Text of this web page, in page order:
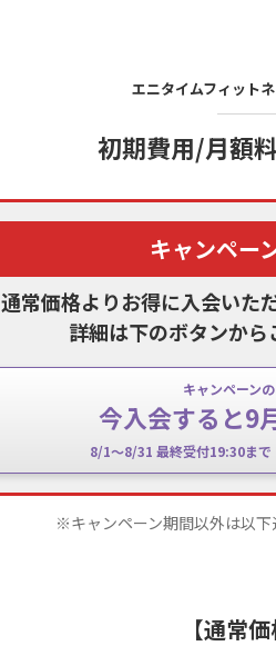
エニタイムフィット
初期費用/月額
キャンペー
常価格よりお得に入会いた
詳細は下のボタンから
キャンペーン
今入会すると9
8/1～8/31 最終受付19:30まで
※キャンペーン期間以外は以
【通常価